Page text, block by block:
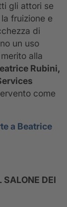
gli attori se
fruizione e
di
un uso
alla
Rubini,
come
a Beatrice
SALONE DEI